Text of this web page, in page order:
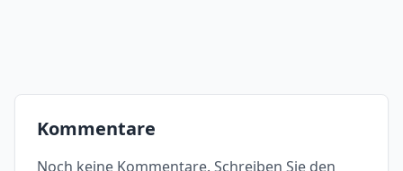
Kommentare
Noch keine Kommentare. Schreiben Sie den